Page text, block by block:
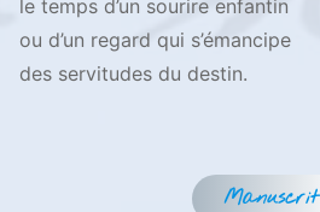
le temps d’un sourire enfantin
ou d’un regard qui s’émancipe
des servitudes du destin.
Manuscrit